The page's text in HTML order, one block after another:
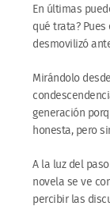
En últimas
qué trata?
desmovilizó
Mirándolo
generación
honesta, pero
A la luz del
novela se ve
percibir las